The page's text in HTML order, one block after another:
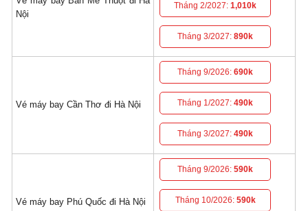
Nội
Tháng 2/2027:1,010k
Tháng 3/2027:890k
Vé máy bay Cần Thơ đi Hà Nội
Tháng 9/2026:690k
Tháng 1/2027:490k
Tháng 3/2027:490k
Vé máy bay Phú Quốc đi Hà Nội
Tháng 9/2026:590k
Tháng 10/2026: 590k